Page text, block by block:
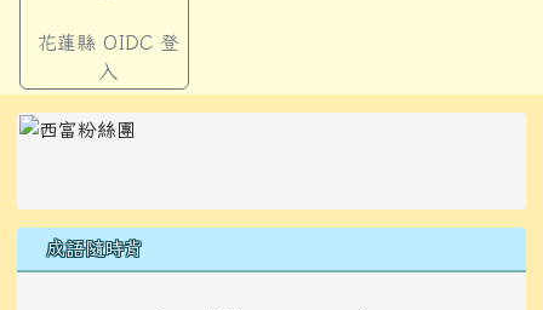
花蓮縣 OIDC 登
入
左邊區域內容
成語隨時背